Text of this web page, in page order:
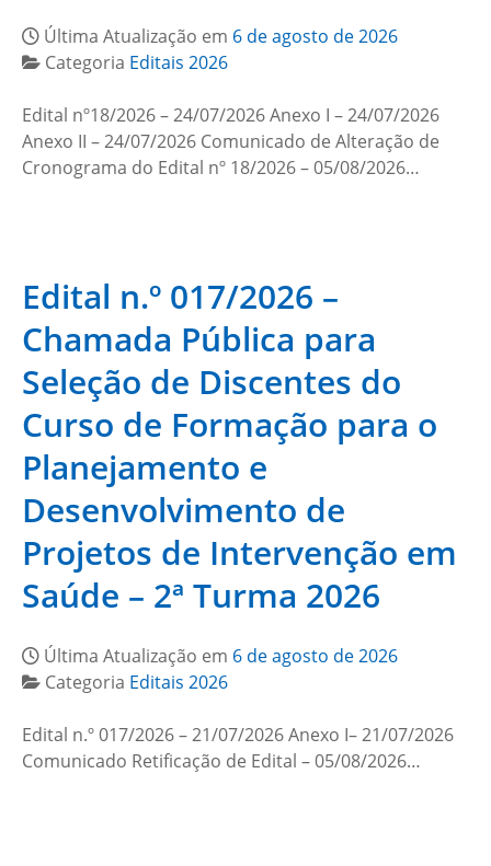
Última Atualização em 6 de agosto de 2026
Categoria Editais 2026
Edital nº18/2026 – 24/07/2026 Anexo I – 24/07/2026
Anexo II – 24/07/2026 Comunicado de Alteração de
Cronograma do Edital nº 18/2026 – 05/08/2026…
Edital n.º 017/2026 –
Chamada Pública para
Seleção de Discentes do
Curso de Formação para o
Planejamento e
Desenvolvimento de
Projetos de Intervenção em
Saúde – 2ª Turma 2026
Última Atualização em 6 de agosto de 2026
Categoria Editais 2026
Edital n.º 017/2026 – 21/07/2026 Anexo I– 21/07/2026
Comunicado Retificação de Edital – 05/08/2026…